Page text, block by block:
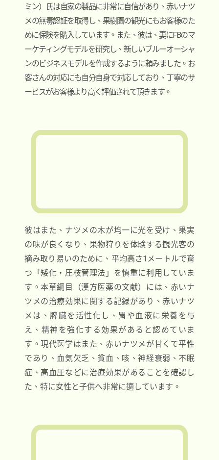
ミン）氏は自家の製品に非常に自信があり、赤いナツ
メの無毒認証を取得し、果樹園の観光にもお客様のた
めに保険を購入しています。また、彼は、妻にFBのマ
ーケティングモデルを研究し、新しいブルーオーシャ
ンのビジネスモデルを作成するように頼みました。お
客さんの対応にも自分自身で対応しており、丁寧のサ
ービスがお客様より高く評価されて頂きます。
彼はまた、ナツメの木が均一に光を受け、果実
の味が良くなり、果物狩りを体験する観光客の
摘み取り易いのために、平均高さ1メートルで育
つ「矮化・圧枝管理法」を慎重に利用していま
す。本草綱目（漢方医薬の文献）には、赤いナ
ツメの治療効果に関する記録があり、赤いナツ
メは、脾臓を活性化し、胃や血液に栄養を与
え、精神を強化する効果があると認めていま
す。現代医学はまた、赤いナツメが甘くて平性
であり、血気欠乏、貧血、咳、神経衰弱、不眠
症、高血圧などに治療効果があることを確認し
た、特に女性と子供へ非常に適しています。